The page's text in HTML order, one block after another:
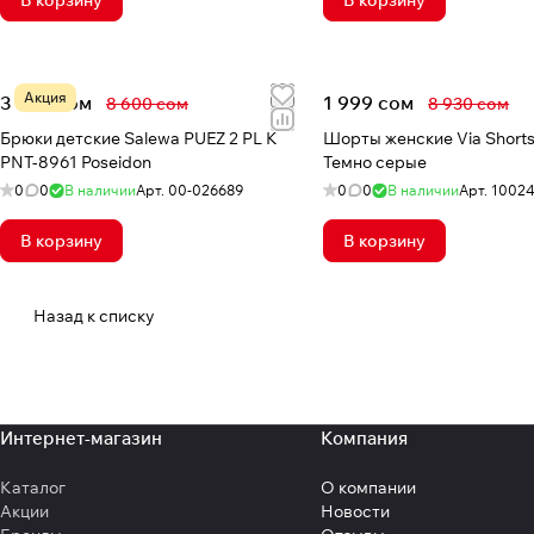
Акция
3 844 сом
8 600 сом
Брюки детские Salewa PUEZ 2 PL K
PNT-8961 Poseidon
0 0 В наличииАрт. 00-026689
В корзину
1 999 сом
8 930 сом
Шорты женские Via
Темно серые
0 0 В наличииАрт.
В корзину
Назад к списку
Интернет-магазин
Каталог
Акции
Компания
О компании
Новости